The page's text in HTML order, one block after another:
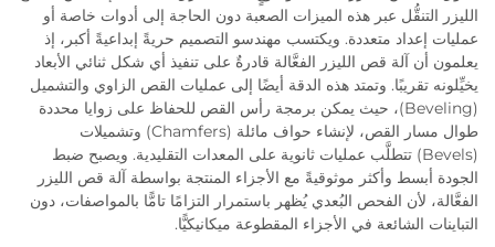
الليزر التنقُّل عبر هذه الميزات الصعبة دون الحاجة إلى أدوات خاصة أو
عمليات إعداد متعددة. ويكتسب مهندسو التصميم حريةً إبداعيةً أكبر، إذ
يعلمون أن آلة قص الليزر الفعَّالة قادرةٌ على تنفيذ أي شكل ثنائي الأبعاد
يخيِّلونه تقريبًا. وتمتد هذه الدقة أيضًا إلى عمليات القص الزاوي والتشميل
(Beveling)، حيث يمكن برمجة رأس القص للحفاظ على زوايا محددة
طوال مسار القص، لإنشاء حواف مائلة (Chamfers) وتشميلات
(Bevels) تتطلَّب عمليات ثانوية على المعدات التقليدية. ويصبح ضبط
الجودة أبسط وأكثر موثوقيةً مع الأجزاء المنتجة بواسطة آلة قص الليزر
الفعَّالة، لأن الفحص البُعدي يُظهر باستمرار التزامًا تامًّا بالمواصفات، دون
التباينات الشائعة في الأجزاء المقطوعة ميكانيكيًّا.